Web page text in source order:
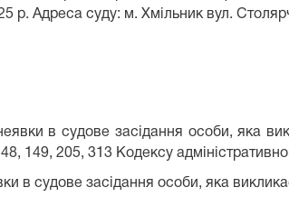
р. Адреса суду: м. Хмільник вул.
в судове засідання особи, яка
149, 205, 313 Кодексу
в судове засідання особи, яка